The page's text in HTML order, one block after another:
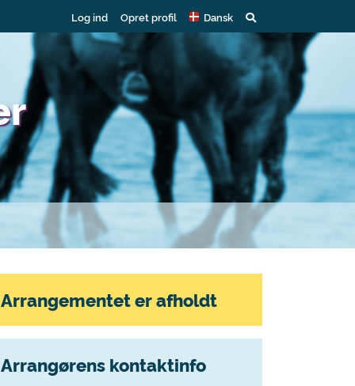
Log ind Opret profil Dansk
Arrangementet er afholdt
Arrangørens kontaktinfo